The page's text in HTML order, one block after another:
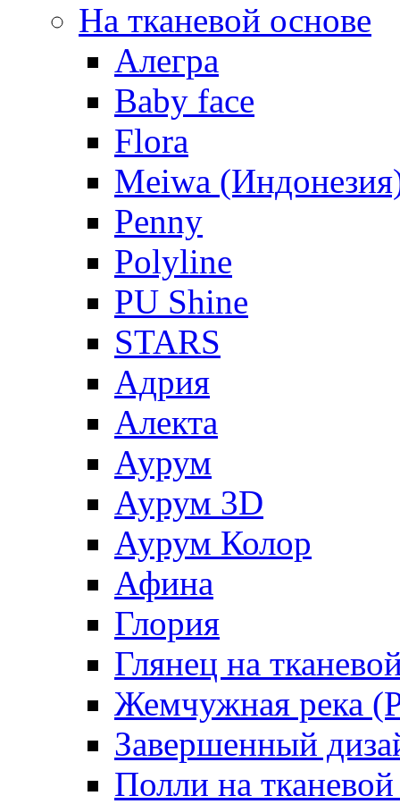
На тканевой основе
Алегра
Baby face
Flora
Meiwa
Penny
Polyline
PU Shine
STARS
Адрия
Алекта
Аурум
Аурум 3D
Аурум Колор
Афина
Глория
Глянец на
Жемчужная река
Завершенный
Полли на